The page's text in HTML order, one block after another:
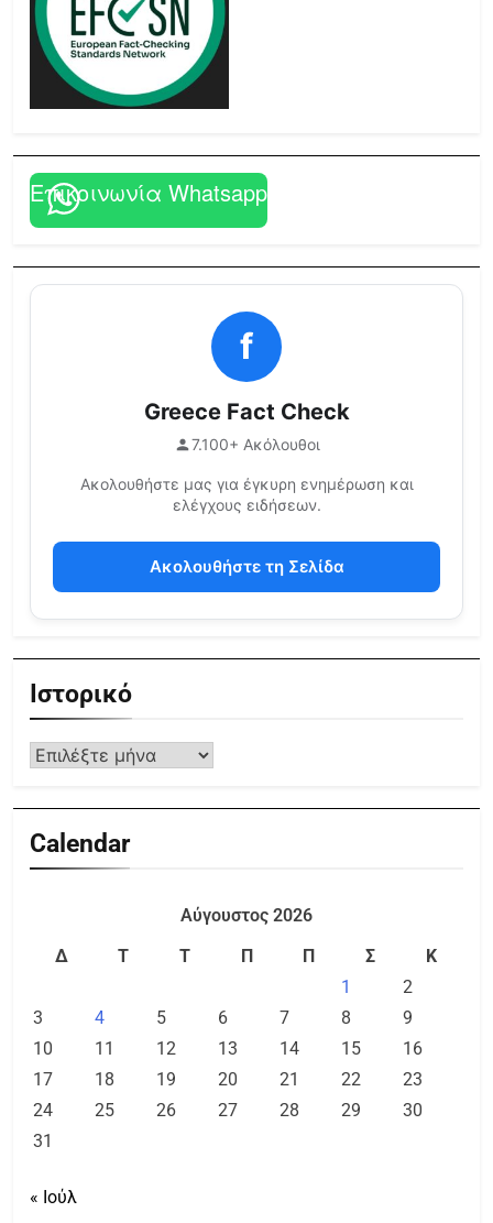
Επικοινωνία Whatsapp
f
Greece Fact Check
7.100+ Ακόλουθοι
Ακολουθήστε μας για έγκυρη ενημέρωση και
ελέγχους ειδήσεων.
Ακολουθήστε τη Σελίδα
Ιστορικό
Calendar
Αύγουστος 2026
Δ
Τ Τ Π Π Σ
Κ
1
2
3
4 5 6 7 8
9
10
11 12 13 14 15
16
17
18 19 20 21 22
23
24
25 26 27 28 29
30
31
« Ιούλ